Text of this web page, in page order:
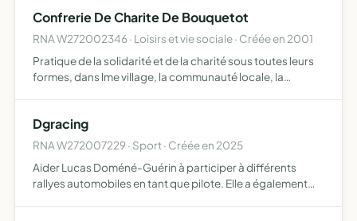
Confrerie De Charite De Bouquetot
RNA W272002346 · Loisirs et vie sociale · Créée en 2001
Pratique de la solidarité et de la charité sous toutes leurs
formes, dans lme village, la communauté locale, la
Dgracing
RNA W272007229 · Sport · Créée en 2025
Aider Lucas Doméné-Guérin à participer à différents
rallyes automobiles en tant que pilote. Elle a également